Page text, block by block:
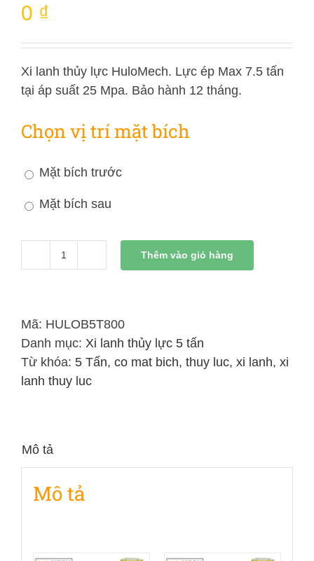
0 ₫
Xi lanh thủy lực HuloMech. Lực ép Max 7.5 tấn
tại áp suất 25 Mpa. Bảo hành 12 tháng.
Chọn vị trí mặt bích
Mặt bích trước
Mặt bích sau
Xi
Lực
5
Tấn
Hai
số
lượng
Thêm vào giỏ hàng
Mã: HULOB5T800
Danh mục: Xi lanh thủy lực 5 tấn
Từ khóa: 5 Tấn, co mat bich, thuy luc, xi lanh, xi
lanh thuy luc
Mô tả
Mô tả